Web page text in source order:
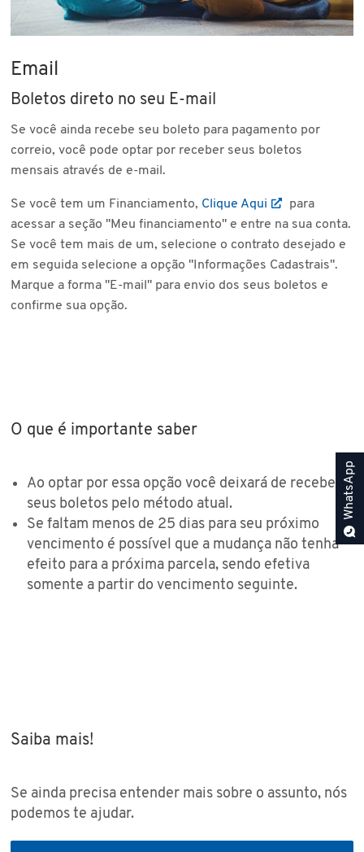
WhatsApp
Email
Boletos direto no seu E-mail
Se você ainda recebe seu boleto para pagamento por
correio, você pode optar por receber seus boletos
mensais através de e-mail.
Se você tem um Financiamento, Clique Aqui
para
acessar a seção "Meu financiamento" e entre na sua conta.
Se você tem mais de um, selecione o contrato desejado e
em seguida selecione a opção "Informações Cadastrais".
Marque a forma "E-mail" para envio dos seus boletos e
confirme sua opção.
O que é importante saber
Ao optar por essa opção você deixará de receber
seus boletos pelo método atual.
Se faltam menos de 25 dias para seu próximo
vencimento é possível que a mudança não tenha
efeito para a próxima parcela, sendo efetiva
somente a partir do vencimento seguinte.
Saiba mais!
Se ainda precisa entender mais sobre o assunto, nós
podemos te ajudar.